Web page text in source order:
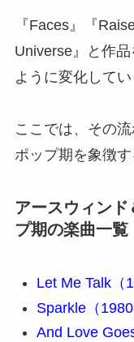
『Faces』『
Universe』と作
ように変化して
ここでは、その
ポップ期を象徴す
アースウィン
プ期の楽曲一覧
Let Me Talk（
Sparkle（1980
And Love